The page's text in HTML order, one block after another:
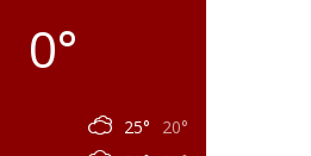
0°
25°
20°